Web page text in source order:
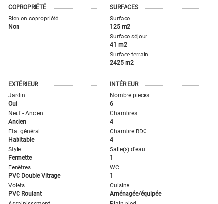
COPROPRIÉTÉ
Bien en copropriété
Non
SURFACES
Surface
125 m2
Surface séjour
41 m2
Surface terrain
2425 m2
EXTÉRIEUR
Jardin
Oui
Neuf - Ancien
Ancien
Etat général
Habitable
Style
Fermette
Fenêtres
PVC Double Vitrage
Volets
PVC Roulant
INTÉRIEUR
Nombre pièces
6
Chambres
4
Chambre RDC
4
Salle(s) d'eau
1
WC
1
Cuisine
Aménagée/équipée